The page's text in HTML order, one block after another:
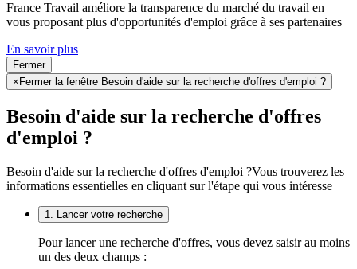
France Travail améliore la transparence du marché du travail en
vous proposant plus d'opportunités d'emploi grâce à ses partenaires
En savoir plus
Fermer
× Fermer la fenêtre Besoin d'aide sur la recherche d'offres d'emploi ?
Besoin d'aide sur la recherche d'offres
d'emploi ?
Besoin d'aide sur la recherche d'offres d'emploi ?Vous trouverez les
informations essentielles en cliquant sur l'étape qui vous intéresse
1. Lancer votre recherche
Pour lancer une recherche d'offres, vous devez saisir au moins
un des deux champs :